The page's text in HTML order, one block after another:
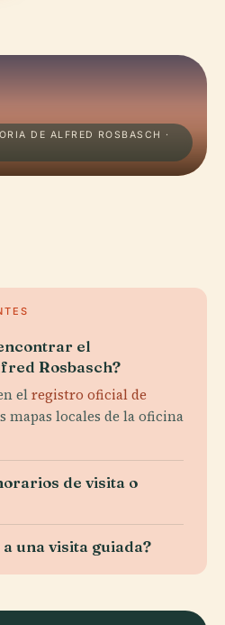
DE ALFRED ROSBASCH ·
el
Rosbasch?
elregistro oficial de
mapas locales de la oficina
de visita o
una visita guiada?